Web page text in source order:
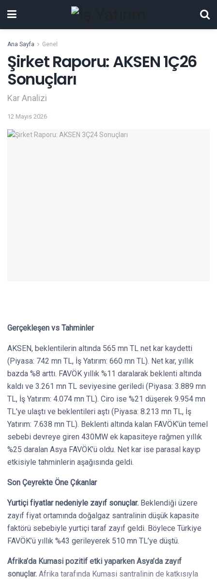
Ana Sayfa Genel
Şirket Raporu: AKSEN 1Ç26
Sonuçları
Kar Analizi
12 Mayıs 2026
Gerçekleşen vs Tahminler
AKSEN, beklentilerin altında 565 mn TL net kar kaydetti
(Piyasa: 742 mn TL, İş Yatırım: 660 mn TL). Net kar, yıllık
bazda %8 arttı. FAVÖK yıllık %11 daralarak beklenti altında
kaldı ve 3.261 mn TL seviyesine geriledi (Piyasa: 3.889 mn
TL, İş Yatırım: 4.074 mn TL). Ciro ise %21 düşerek 9.954 mn
TL’ye ulaştı ve beklentileri aştı (Piyasa: 8.213 mn TL, İş
Yatırım: 7.638 mn TL). Beklenti altında kalan FAVÖK’ün temel
sebebi devreye giren 430MW ek kapasiteye rağmen yıllık
%25 daralan Asya FAVÖK’ü oldu. Net kar ise parasal kayıp
etkisiyle tahminlerin aşağısında geldi.
Son Çeyrekte Öne Çıkanlar
Yurtiçi fiyatlar nedeniyle zayıf sonuçlar. Beklendiği üzere
zayıf fiyat ortamında doğalgaz santralinin düşük kapasite
faktörü sebebiyle yurtiçi taraf zayıf geldi. Böylece Türkiye
FAVÖK’ü yıllık %43 gerileyerek 510 mn TL’ye düştü.
Afrika’da Kumasi pozitif etki yaparken Asya’da zayıf
sonuçlar. Afrika tarafında Kumasi santralinin de katkısıyla